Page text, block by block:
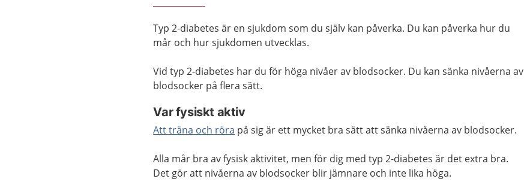
Typ 2-diabetes är en sjukdom som du själv kan påverka. Du kan påverka hur du
mår och hur sjukdomen utvecklas.
Vid typ 2-diabetes har du för höga nivåer av blodsocker. Du kan sänka nivåerna av
blodsocker på flera sätt.
Var fysiskt aktiv
Att träna och röra på sig är ett mycket bra sätt att sänka nivåerna av blodsocker.
Alla mår bra av fysisk aktivitet, men för dig med typ 2-diabetes är det extra bra.
Det gör att nivåerna av blodsocker blir jämnare och inte lika höga.